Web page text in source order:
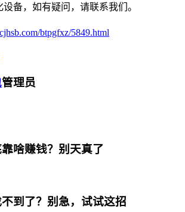
备，如有疑问，请联系我们。
btpgfxz/5849.html
管理员
啥赚钱？别天真了
到了？别急，试试这招